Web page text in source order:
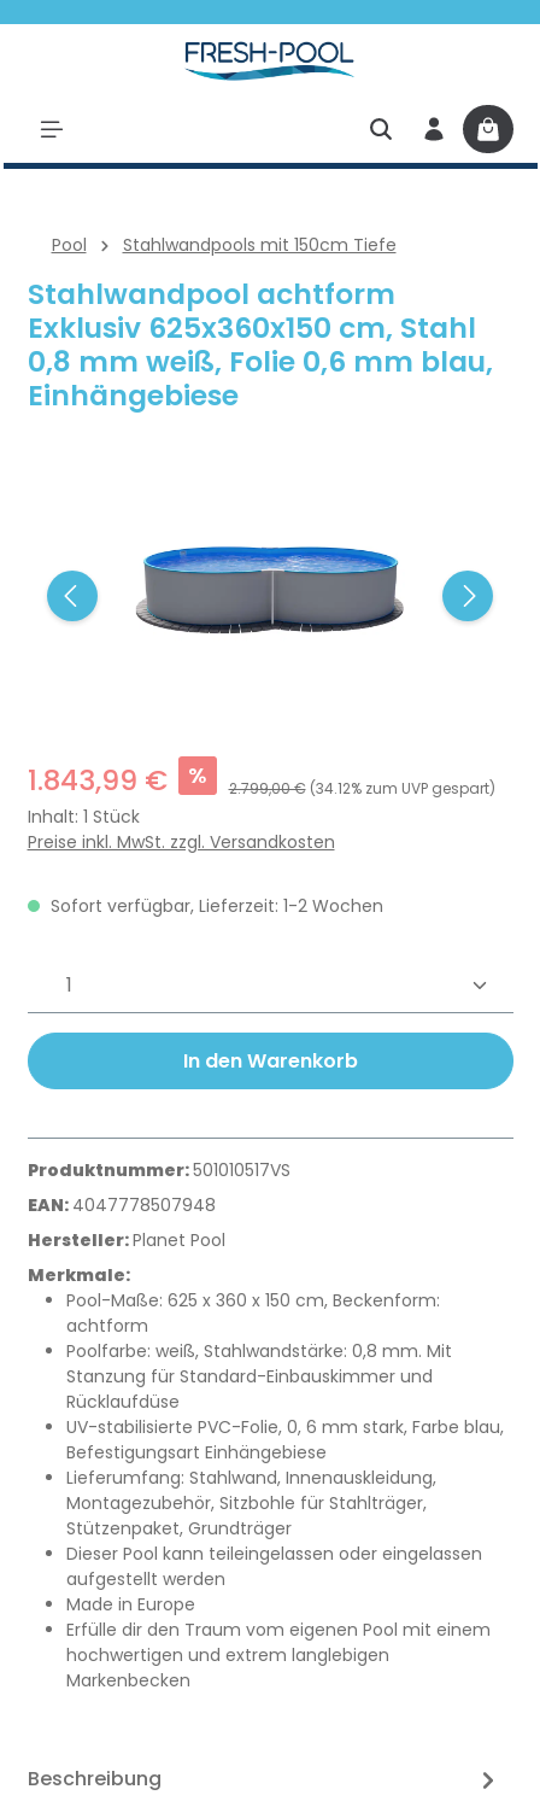
Pool Stahlwandpools mit 150cm Tiefe
Stahlwandpool achtform
Exklusiv 625x360x150 cm, Stahl
0,8 mm weiß, Folie 0,6 mm blau,
Einhängebiese
1.843,99 € % 2.799,00 € (34.12% zum UVP gespart)
Inhalt: 1 Stück
Preise inkl. MwSt. zzgl. Versandkosten
Sofort verfügbar, Lieferzeit: 1-2 Wochen
Produkt Anzahl: Gib den
In den Warenkorb
Produktnummer:501010517VS
EAN: 4047778507948
Hersteller:Planet Pool
Merkmale:
Pool-Maße: 625 x 360 x 150 cm, Beckenform:
achtform
Poolfarbe: weiß, Stahlwandstärke: 0,8 mm. Mit
Stanzung für Standard-Einbauskimmer und
Rücklaufdüse
UV-stabilisierte PVC-Folie, 0, 6 mm stark, Farbe blau,
Befestigungsart Einhängebiese
Lieferumfang: Stahlwand, Innenauskleidung,
Montagezubehör, Sitzbohle für Stahlträger,
Stützenpaket, Grundträger
Dieser Pool kann teileingelassen oder eingelassen
aufgestellt werden
Made in Europe
Erfülle dir den Traum vom eigenen Pool mit einem
hochwertigen und extrem langlebigen
Markenbecken
Beschreibung